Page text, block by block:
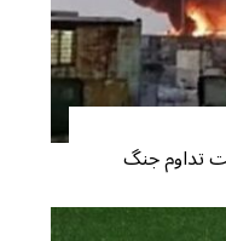
تداوم جنگ